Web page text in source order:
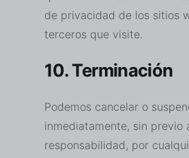
de privacidad de los sitios
terceros que visite.
10. Terminación
Podemos cancelar o
inmediatamente, sin previo
responsabilidad, por